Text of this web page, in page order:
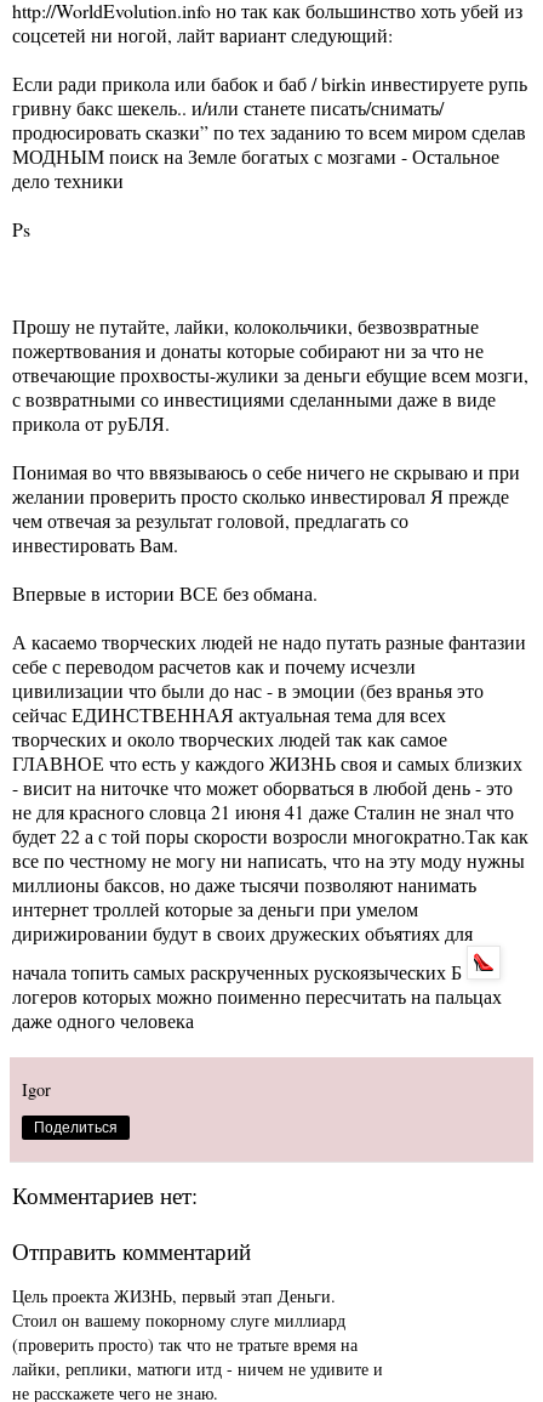
http://WorldEvolution.infoно так как большинство хоть убей из
соцсетей ни ногой, лайт вариант следующий:
Если ради прикола или бабок и баб / birkin инвестируете рупь
гривну бакс шекель.. и/или станете писать/снимать/
продюсировать сказки” по тех заданию то всем миром сделав
МОДНЫМ поиск на Земле богатых с мозгами - Остальное
дело техники
Ps
Прошу не путайте, лайки, колокольчики, безвозвратные
пожертвования и донаты которые собирают ни за что не
отвечающие прохвосты-жулики за деньги ебущие всем мозги,
с возвратными со инвестициями сделанными даже в виде
прикола от руБЛЯ.
Понимая во что ввязываюсь о себе ничего не скрываю и при
желании проверить просто сколько инвестировал Я прежде
чем отвечая за результат головой, предлагать со
инвестировать Вам.
Впервые в истории ВСЕ без обмана.
А касаемо творческих людей не надо путать разные фантазии
себе с переводом расчетов как и почему исчезли
цивилизации что были до нас - в эмоции (без вранья это
сейчас ЕДИНСТВЕННАЯ актуальная тема для всех
творческих и около творческих людей так как самое
ГЛАВНОЕ что есть у каждого ЖИЗНЬ своя и самых близких
- висит на ниточке что может оборваться в любой день - это
не для красного словца 21 июня 41 даже Сталин не знал что
будет 22 а с той поры скорости возросли многократно.Так как
все по честному не могу ни написать, что на эту моду нужны
миллионы баксов, но даже тысячи позволяют нанимать
интернет троллей которые за деньги при умелом
дирижировании будут в своих дружеских объятиях для
начала топить самых раскрученных рускоязыческих Б
логеров которых можно поименно пересчитать на пальцах
даже одного человека
Igor
Поделиться
Комментариев нет:
Отправить комментарий
Цель проекта ЖИЗНЬ, первый этап Деньги.
Стоил он вашему покорному слуге миллиард
(проверить просто) так что не тратьте время на
лайки, реплики, матюги итд - ничем не удивите и
не расскажете чего не знаю.